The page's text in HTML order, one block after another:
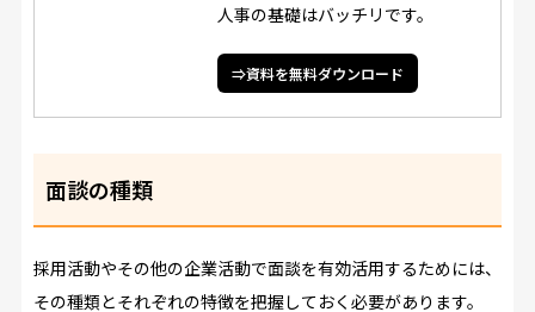
人事の基礎はバッチリです。
⇒資料を無料ダウンロード
面談の種類
採用活動やその他の企業活動で面談を有効活用するためには、
その種類とそれぞれの特徴を把握しておく必要があります。